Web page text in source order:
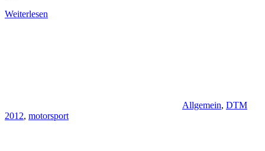
Weiterlesen
Allgemein, DTM
2012, motorsport